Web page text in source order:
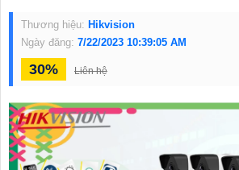
Thương hiệu: Hikvision
Ngày đăng: 7/22/2023 10:39:05 AM
30% Liên hệ